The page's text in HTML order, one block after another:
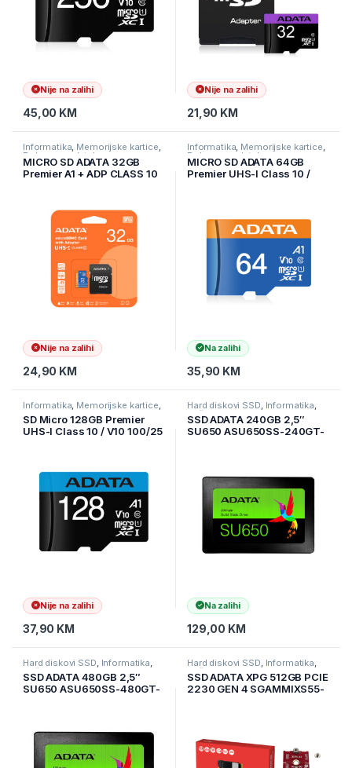
Nije na zalihi
45,00 KM
Nije na zalihi
21,90 KM
Informatika, Memorijske kartice,
Pohrana podataka
MICRO SD ADATA 32GB
Premier A1 + ADP CLASS 10
Nije na zalihi
24,90 KM
Informatika, Memorijske kartice,
Pohrana podataka
MICRO SD ADATA 64GB
Premier UHS-I Class 10 /
Na zalihi
35,90 KM
Informatika Memorijske kartice
Pohrana podataka
SD Micro 128GB Premier
UHS-I Class 10 / V10 100/25
Nije na zalihi
37,90 KM
Hard diskovi SSD Informatika
Računarske Komponente
SSD ADATA 240GB 2,5″
SU650 ASU650SS-240GT-
Na zalihi
129,00 KM
Hard diskovi SSD Informatika
Računarske Komponente
SSD ADATA 480GB 2,5″
SU650 ASU650SS-480GT-
Hard diskovi SSD Informatika
Računarske Komponente
SSD ADATA XPG 512GB PCIE
2230 GEN 4 SGAMMIXS55-